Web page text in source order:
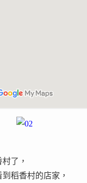
了，
稻香村的店家，